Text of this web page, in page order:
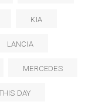
KIA
LANCIA
MERCEDES
DAY